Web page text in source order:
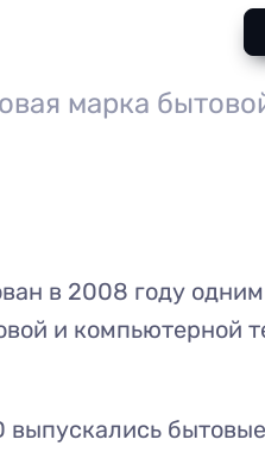
марка
в 2008 году
и компьютерной
выпускались бытовые